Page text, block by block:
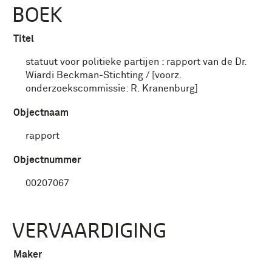
BOEK
Titel
statuut voor politieke partijen : rapport van de Dr.
Wiardi Beckman-Stichting / [voorz.
onderzoekscommissie: R. Kranenburg]
Objectnaam
rapport
Objectnummer
00207067
VERVAARDIGING
Maker